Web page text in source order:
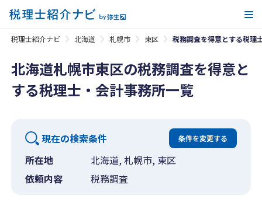
税理士紹介ナビ 北海道 札幌市 東区 税務調査を得意とする税理
北海道札幌市東区の税務調査を得意と
する税理士・会計事務所一覧
現在の検索条件 条件を変更する
所在地
北海道, 札幌市, 東区
依頼内容
税務調査